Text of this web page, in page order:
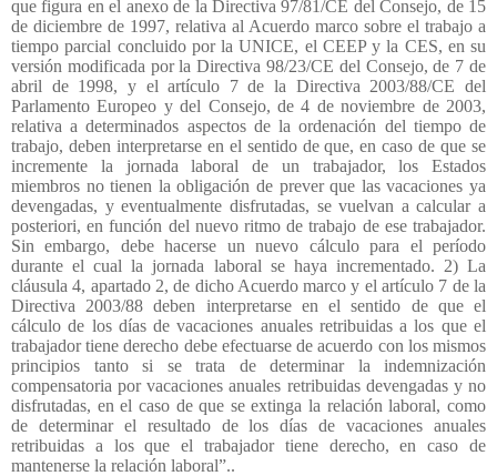
que figura en el anexo de la Directiva 97/81/CE del Consejo, de 15
de diciembre de 1997, relativa al Acuerdo marco sobre el trabajo a
tiempo parcial concluido por la UNICE, el CEEP y la CES, en su
versión modificada por la Directiva 98/23/CE del Consejo, de 7 de
abril de 1998, y el artículo 7 de la Directiva 2003/88/CE del
Parlamento Europeo y del Consejo, de 4 de noviembre de 2003,
relativa a determinados aspectos de la ordenación del tiempo de
trabajo, deben interpretarse en el sentido de que, en caso de que se
incremente la jornada laboral de un trabajador, los Estados
miembros no tienen la obligación de prever que las vacaciones ya
devengadas, y eventualmente disfrutadas, se vuelvan a calcular a
posteriori, en función del nuevo ritmo de trabajo de ese trabajador.
Sin embargo, debe hacerse un nuevo cálculo para el período
durante el cual la jornada laboral se haya incrementado. 2) La
cláusula 4, apartado 2, de dicho Acuerdo marco y el artículo 7 de la
Directiva 2003/88 deben interpretarse en el sentido de que el
cálculo de los días de vacaciones anuales retribuidas a los que el
trabajador tiene derecho debe efectuarse de acuerdo con los mismos
principios tanto si se trata de determinar la indemnización
compensatoria por vacaciones anuales retribuidas devengadas y no
disfrutadas, en el caso de que se extinga la relación laboral, como
de determinar el resultado de los días de vacaciones anuales
retribuidas a los que el trabajador tiene derecho, en caso de
mantenerse la relación laboral”..